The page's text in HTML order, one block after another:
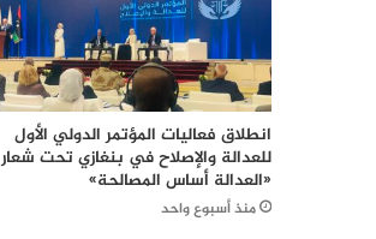
انطلاق فعاليات المؤتمر الدولي الأول
للعدالة والإصلاح في بنغازي تحت شعار
«العدالة أساس المصالحة»
منذ أسبوع واحد